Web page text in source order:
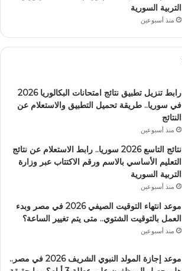
التربية السورية
منذ أسبوعين
رابط تنزيل تطبيق نتائج امتحانات البكالوريا 2026
في سوريا.. طريقة تحميل التطبيق والاستعلام عن
النتائج
منذ أسبوعين
نتائج التاسع 2026 سوريا.. رابط الاستعلام عن نتائج
التعليم الأساسي بالاسم ورقم الاكتتاب عبر وزارة
التربية السورية
منذ أسبوعين
موعد انتهاء التوقيت الصيفي 2026 في مصر وبدء
العمل بالتوقيت الشتوي.. متى يتم تغيير الساعة؟
منذ أسبوعين
موعد إجازة المولد النبوي الشريف 2026 في مصر..